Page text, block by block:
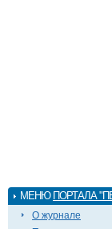
МЕНЮ ПОРТАЛА
О журнале